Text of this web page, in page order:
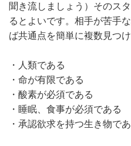
聞き流しましょう）そのス
るとよいです。相手が苦手
ば共通点を簡単に複数見つけ
・人類である
・命が有限である
・酸素が必須である
・睡眠、食事が必須である
・承認欲求を持つ生き物で